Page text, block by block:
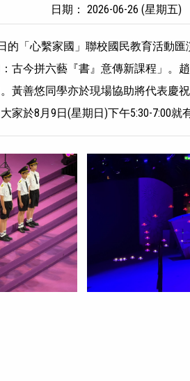
日期： 2026-06-26 (星期五)
的「心繫家國」聯校國民教育活動
古今拼六藝『書』意傳新課程」。
黃善悠同學亦於現場協助將代表慶
於8月9日(星期日)下午5:30-7:00就